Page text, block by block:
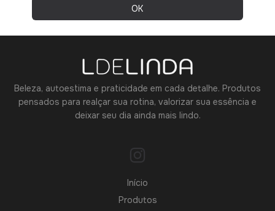
Beleza, autoestima e praticidade em cada detalhe. Produtos
pensados para realçar sua rotina, valorizar sua essência e
deixar seu dia ainda mais lindo.
Início
Produtos